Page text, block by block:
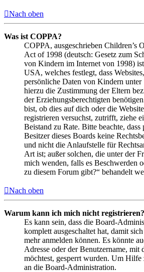
Nach oben
Was ist COPPA?
COPPA, ausgeschrieben Children’s
Act of 1998 (deutsch: Gesetz zum
von Kindern im Internet von 1998)
USA, welches festlegt, dass
persönliche Daten von Kindern unter
hierzu die Zustimmung der Eltern
der Erziehungsberechtigten
bist, ob dies auf dich oder die
registrieren versuchst, zutrifft, ziehe
Beistand zu Rate. Bitte beachte,
Besitzer dieses Boards keine
und nicht die Anlaufstelle für
Art ist; außer solchen, die unter der
mich wenden, falls es Beschwerden
zu diesem Forum gibt?“ behandelt
Nach oben
Warum kann ich mich nicht registrieren?
Es kann sein, dass die Board-
komplett ausgeschaltet hat, damit
mehr anmelden können. Es könnte
Adresse oder der Benutzername, mit
möchtest, gesperrt wurden. Um Hilfe
an die Board-Administration.